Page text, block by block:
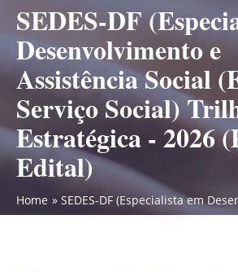
SEDES-DF
Desenvolvimento e
Assistência Social
Serviço Social)
Estratégica - 2026
Edital)
Home SEDES-DF (Especialista em